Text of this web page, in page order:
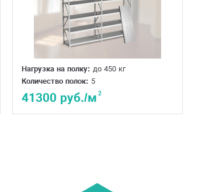
Нагрузка на полку: до 450 кг
Количество полок: 5
41300 руб./м 2